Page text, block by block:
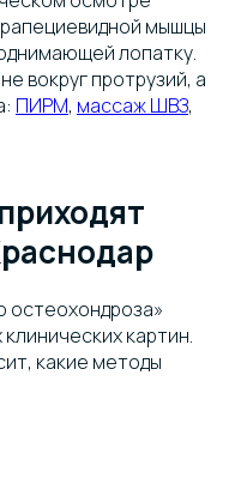
мышцы
лопатку.
вокруг протрузий, а
ПИРМ, массаж ШВЗ,
остеохондроза»
картин.
какие методы